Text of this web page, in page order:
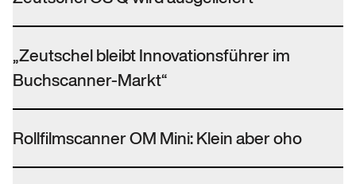
„Zeutschel bleibt Innovationsführer im
Buchscanner-Markt“
Rollfilmscanner OM Mini: Klein aber oho